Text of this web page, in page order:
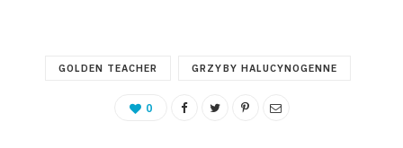
GOLDEN TEACHER GRZYBY HALUCYNOGENNE
0